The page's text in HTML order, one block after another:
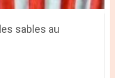
sables au